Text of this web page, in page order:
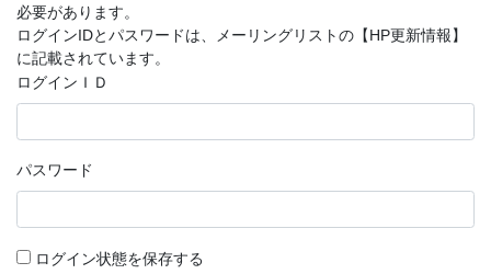
必要があります。
ログインIDとパスワードは、メーリングリストの【HP更新情報】
に記載されています。
ログインＩＤ
パスワード
ログイン状態を保存する